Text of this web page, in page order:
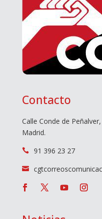
Contacto
Calle Conde de
Madrid.
 91 396 23 27
